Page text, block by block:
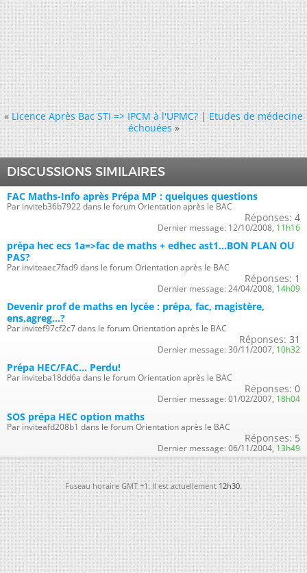
« Licence Après Bac STI => IPCM à l'UPMC?|Etudes de médecine
échouées »
DISCUSSIONS SIMILAIRES
FAC Maths-Info après Prépa MP : quelques questions
Par inviteb36b7922 dans le forum Orientation après le BAC
Réponses: 4
Dernier message: 12/10/2008, 11h16
prépa hec ecs 1a=>fac de maths + edhec ast1...BON PLAN OU
PAS?
Par inviteaec7fad9 dans le forum Orientation après le BAC
Réponses: 1
Dernier message: 24/04/2008, 14h09
Devenir prof de maths en lycée : prépa, fac, magistère,
ens,agreg...?
Par invitef97cf2c7 dans le forum Orientation après le BAC
Réponses: 31
Dernier message: 30/11/2007, 10h32
Prépa HEC/FAC... Perdu!
Par inviteba18dd6a dans le forum Orientation après le BAC
Réponses: 0
Dernier message: 01/02/2007, 18h04
SOS prépa HEC option maths
Par inviteafd208b1 dans le forum Orientation après le BAC
Réponses: 5
Dernier message: 06/11/2004, 13h49
Fuseau horaire GMT +1. Il est actuellement 12h30.